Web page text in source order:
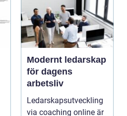
Modernt ledarskap
för dagens
arbetsliv
Ledarskapsutveckling
via coaching online är